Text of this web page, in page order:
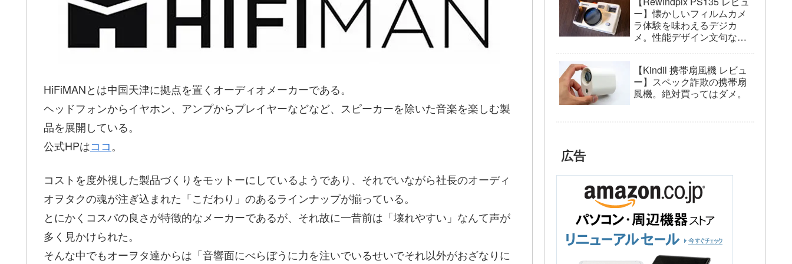
HiFiMANとは中国天津に拠点を置くオーディオメーカーである。
ヘッドフォンからイヤホン、アンプからプレイヤーなどなど、スピーカーを除いた音楽を楽しむ製
品を展開している。
公式HPはココ。
コストを度外視した製品づくりをモットーにしているようであり、それでいながら社長のオーディ
オヲタクの魂が注ぎ込まれた「こだわり」のあるラインナップが揃っている。
とにかくコスパの良さが特徴的なメーカーであるが、それ故に一昔前は「壊れやすい」なんて声が
多く見かけられた。
そんな中でもオーヲタ達からは「音響面にべらぼうに力を注いでいるせいでそれ以外がおざなりに
ー】懐かしいフィルムカメ
ラ体験を味わえるデジカ
メ。性能デザイン文句な
【Kindil 携帯扇風機 レビュ
ー】スペック詐欺の携帯扇
風機。絶対買ってはダメ。
広告